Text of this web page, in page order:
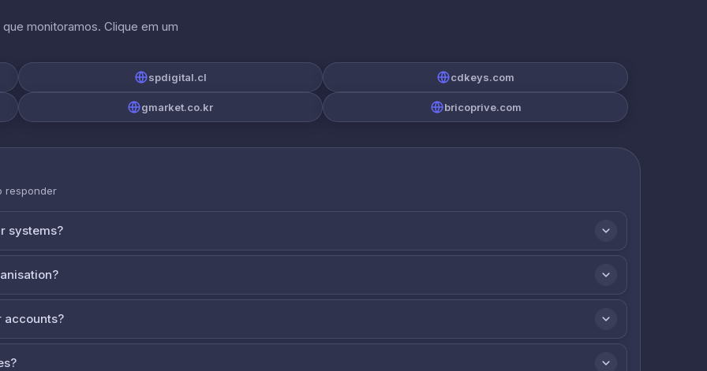
monitoramos. Clique em um
spdigital.cl cdkeys.com
gmarket.co.kr bricoprive.com
responder
systems?
accounts?